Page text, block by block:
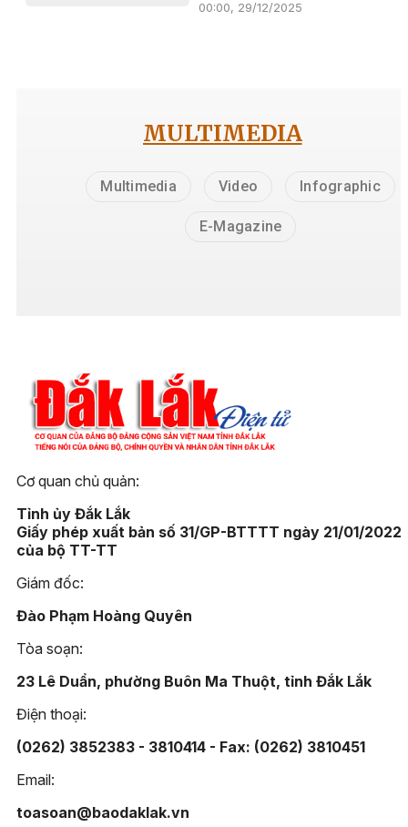
00:00, 29/12/2025
MULTIMEDIA
Multimedia Video Infographic
E-Magazine
Cơ quan chủ quản:
Tỉnh ủy Đắk Lắk
Giấy phép xuất bản số 31/GP-BTTTT ngày 21/01/2022
của bộ TT-TT
Giám đốc:
Đào Phạm Hoàng Quyên
Tòa soạn:
23 Lê Duẩn, phường Buôn Ma Thuột, tỉnh Đắk Lắk
Điện thoại:
(0262) 3852383 - 3810414 - Fax: (0262) 3810451
Email:
toasoan@baodaklak.vn